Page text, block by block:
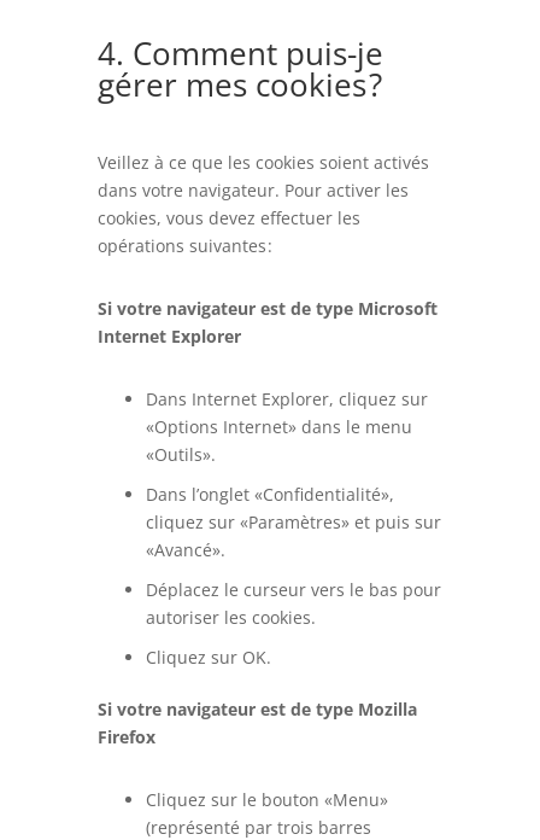
4. Comment puis-je
gérer mes cookies ?
Veillez à ce que les cookies soient activés
dans votre navigateur. Pour activer les
cookies, vous devez effectuer les
opérations suivantes :
Si votre navigateur est de type Microsoft
Internet Explorer
Dans Internet Explorer, cliquez sur
«Options Internet» dans le menu
«Outils».
Dans l’onglet «Confidentialité»,
cliquez sur «Paramètres» et puis sur
«Avancé».
Déplacez le curseur vers le bas pour
autoriser les cookies.
Cliquez sur OK.
Si votre navigateur est de type Mozilla
Firefox
Cliquez sur le bouton «Menu»
(représenté par trois barres